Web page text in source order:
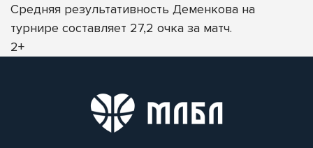
Средняя результативность Деменкова на
турнире составляет 27,2 очка за матч.
2+